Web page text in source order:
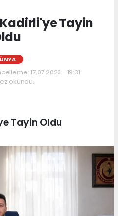
Tayin
17.07.2026 - 19:31
okundu.
Tayin Oldu